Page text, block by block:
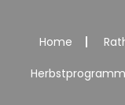
Home